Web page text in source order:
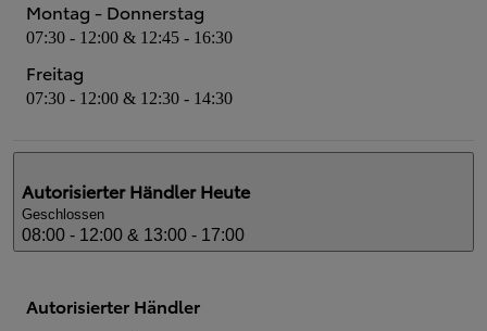
Montag - Donnerstag
07:30 - 12:00 & 12:45 - 16:30
Freitag
07:30 - 12:00 & 12:30 - 14:30
Autorisierter Händler Heute
Geschlossen
08:00 - 12:00 & 13:00 - 17:00
Autorisierter Händler